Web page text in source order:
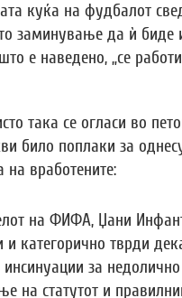
куќа на фудбалот
заминување да ѝ биде
е наведено, „се
така се огласи во
било поплаки за
на вработените:
на ФИФА, Џани
и категорично тврди
за
на статутот и